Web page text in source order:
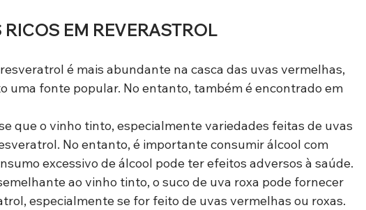
EM REVERASTROL
resveratrol é mais abundante na casca das uvas vermelhas,
uma fonte popular. No entanto, também é encontrado em
que o vinho tinto, especialmente variedades feitas de uvas
No entanto, é importante consumir álcool com
excessivo de álcool pode ter efeitos adversos à saúde.
ao vinho tinto, o suco de uva roxa pode fornecer
especialmente se for feito de uvas vermelhas ou roxas.